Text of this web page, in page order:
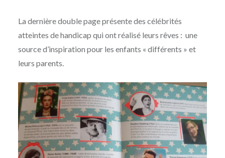
La dernière double page présente des célébrités
atteintes de handicap qui ont réalisé leurs rêves : une
source d’inspiration pour les enfants « différents » et
leurs parents.